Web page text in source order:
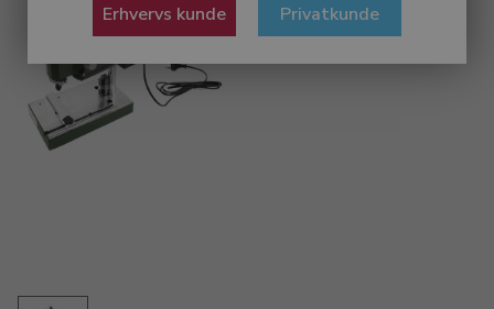
Erhvervs kunde Privatkunde